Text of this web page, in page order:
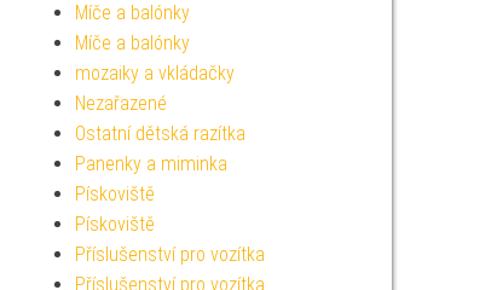
Míče a balónky
Míče a balónky
mozaiky a vkládačky
Nezařazené
Ostatní dětská razítka
Panenky a miminka
Pískoviště
Pískoviště
Příslušenství pro vozítka
Příslušenství pro vozítka